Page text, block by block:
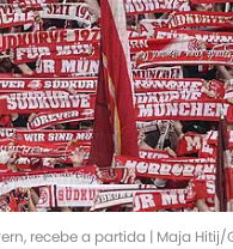
recebe a partida | Maja